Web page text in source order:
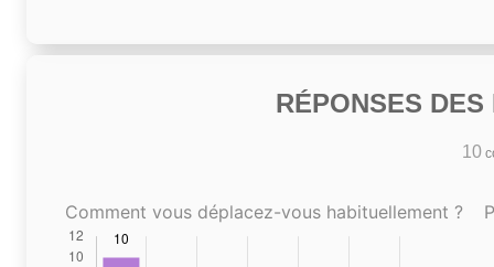
RÉPONSES
10
Comment vous déplacez-vous habituellement ?